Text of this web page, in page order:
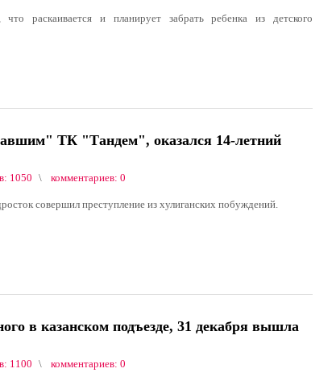
раскаивается и планирует забрать ребенка из детского
ТК "Тандем", оказался 14-летний
1050 комментариев: 0
совершил преступление из хулиганских побуждений.
в казанском подъезде, 31 декабря вышла
1100 комментариев: 0